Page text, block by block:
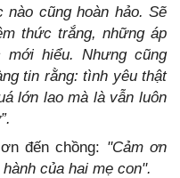
nào cũng hoàn hảo. Sẽ
thức trắng, những áp
hiểu. Nhưng cũng
tin rằng: tình yêu thật
lớn lao mà là vẫn luôn
đến chồng: "Cảm ơn
của hai mẹ con".